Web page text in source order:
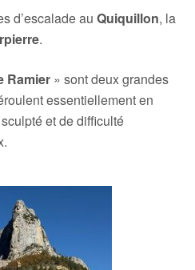
d’escalade auQuiquillon, la
.
Ramier » sont deux grandes
essentiellement en
et de difficulté